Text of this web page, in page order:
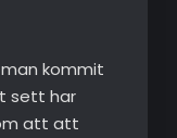
kommit
sett har
att att